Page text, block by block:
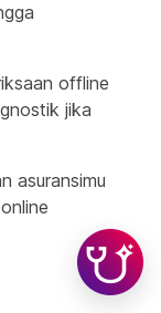
offline
jika
asuransimu